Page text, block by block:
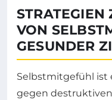
STRATEGIEN
VON
GESUNDER
Selbstmitgefühl ist
gegen